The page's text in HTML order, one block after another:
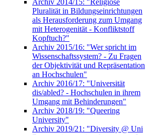
Pluralität in Bildungseinrichtungen
als Herausforderung zum Umgang
mit Heterogenität - Konfliktstoff
Kopftuch?"
Archiv 2015/16: "Wer spricht im
Wissenschaftssystem? - Zu Fragen
der Objektivität und Repräsentation
an Hochschulen"
Archiv 2016/17: "Universität
dis/abled? - Hochschulen in ihrem
Umgang mit Behinderungen"
Archiv 2018/19: "Queering
University"
Archiv 2019/21: "Diversity @ Uni